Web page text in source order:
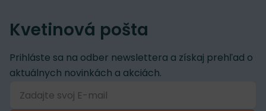
Kvetinová pošta
Prihláste sa na odber newslettera a získaj prehľad o
aktuálnych novinkách a akciách.